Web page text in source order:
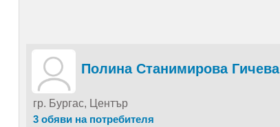
Полина Станимирова Гичева
гр. Бургас, Център
3 обяви на потребителя